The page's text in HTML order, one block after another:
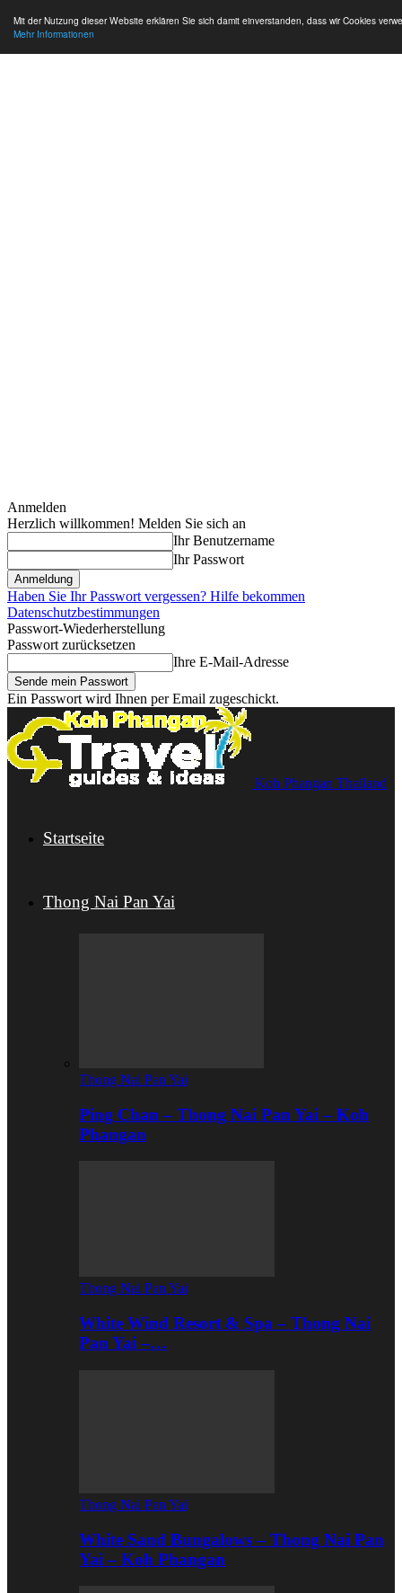
Mit der Nutzung dieser Website erklären Sie sich damit einverstanden, dass wir Cookies
Mehr Informationen
Anmelden
Herzlich willkommen! Melden Sie sich an
Ihr Benutzername
Ihr Passwort
Haben Sie Ihr Passwort vergessen? Hilfe bekommen
Datenschutzbestimmungen
Passwort-Wiederherstellung
Passwort zurücksetzen
Ihre E-Mail-Adresse
Ein Passwort wird Ihnen per Email zugeschickt.
Koh Phangan Thailand
Startseite
Thong Nai Pan Yai
Thong Nai Pan Yai
Ping Chan – Thong Nai Pan Yai – Koh
Phangan
Thong Nai Pan Yai
White Wind Resort & Spa – Thong Nai
Pan Yai –…
Thong Nai Pan Yai
White Sand Bungalows – Thong Nai Pan
Yai – Koh Phangan